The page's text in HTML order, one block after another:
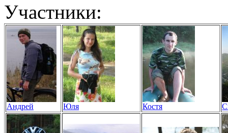
Участники:
Андрей Юля Костя